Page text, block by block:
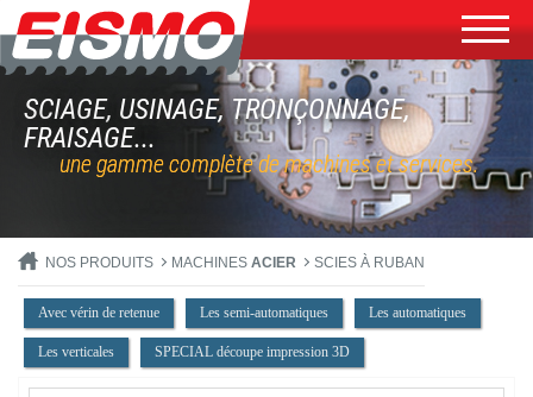
SCIAGE, USINAGE, TRONÇONNAGE,
FRAISAGE...
une gamme complète de machines et services.
NOS PRODUITS MACHINES ACIER SCIES À RUBAN
Avec vérin de retenue Les semi-automatiques Les automatiques
Les verticales SPECIAL découpe impression 3D